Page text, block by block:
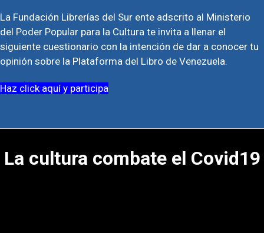
La Fundación Librerías del Sur ente adscrito al Ministerio
del Poder Popular para la Cultura te invita a llenar el
siguiente cuestionario con la intención de dar a conocer tu
opinión sobre la Plataforma del Libro de Venezuela.
Haz click aquí y participa
La cultura combate el Covid19